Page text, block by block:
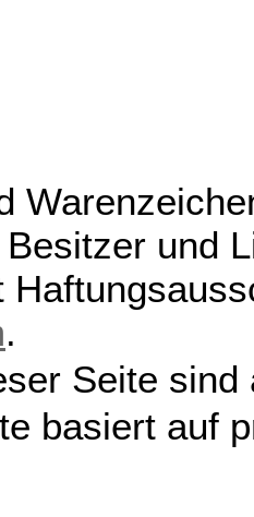
und
.
Seite
basiert auf